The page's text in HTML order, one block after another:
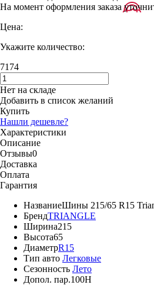
На момент оформления заказа
Цена:
Укажите количество:
7174
Нет на складе
Добавить в список желаний
Купить
Нашли дешевле?
Характеристики
Описание
Отзывы0
Доставка
Оплата
Гарантия
НазваниеШины 215/65 R15
БрендTRIANGLE
Ширина215
Высота65
ДиаметрR15
Тип авто Легковые
Сезонность Лето
Допол. пар.100H